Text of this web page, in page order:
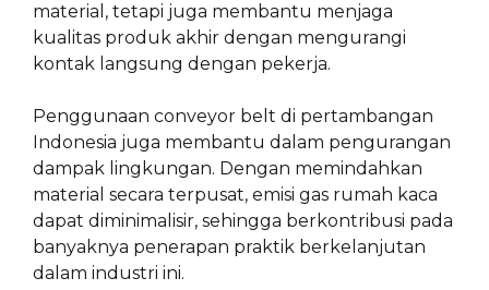
material, tetapi juga membantu menjaga
kualitas produk akhir dengan mengurangi
kontak langsung dengan pekerja.
Penggunaan conveyor belt di pertambangan
Indonesia juga membantu dalam pengurangan
dampak lingkungan. Dengan memindahkan
material secara terpusat, emisi gas rumah kaca
dapat diminimalisir, sehingga berkontribusi pada
banyaknya penerapan praktik berkelanjutan
dalam industri ini.